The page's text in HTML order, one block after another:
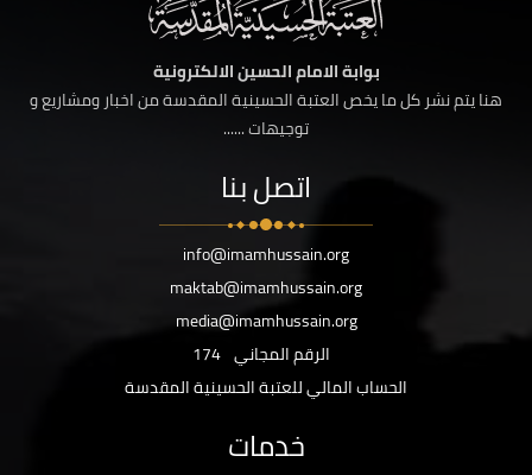
بوابة الامام الحسين الالكترونية
هنا يتم نشر كل ما يخص العتبة الحسينية المقدسة من اخبار ومشاريع و
توجيهات ......
اتصل بنا
info@imamhussain.org
maktab@imamhussain.org
media@imamhussain.org
الرقم المجاني 174
الحساب المالي للعتبة الحسينية المقدسة
خدمات